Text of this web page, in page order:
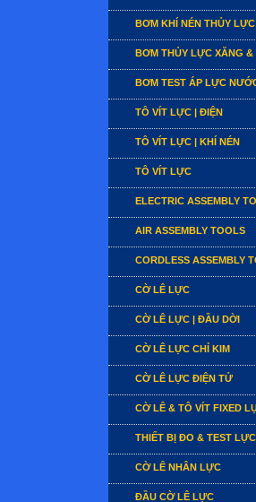
BƠM KHÍ NÉN THỦY
BƠM THỦY LỰC XĂNG &
BƠM TEST ÁP LỰC
TÔ VÍT LỰC | ĐIỆN
TÔ VÍT LỰC | KHÍ NÉN
TÔ VÍT LỰC
ELECTRIC ASSEMBLY
AIR ASSEMBLY TOOLS
CORDLESS ASSEMBLY
CỜ LÊ LỰC
CỜ LÊ LỰC | ĐẦU DỜI
CỜ LÊ LỰC CHỈ KIM
CỜ LÊ LỰC ĐIỆN TỬ
CỜ LÊ & TÔ VÍT FIXED
THIẾT BỊ ĐO & TEST LỰC
CỜ LÊ NHÂN LỰC
ĐẦU CỜ LÊ LỰC